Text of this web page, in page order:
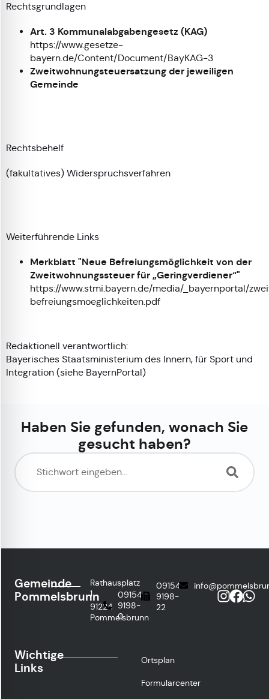
Rechtsgrundlagen
Art. 3 Kommunalabgabengesetz (KAG)
https://www.gesetze-
bayern.de/Content/Document/BayKAG-3
Zweitwohnungsteuersatzung der jeweiligen
Gemeinde
Rechtsbehelf
(fakultatives) Widerspruchsverfahren
Weiterführende Links
Merkblatt "Neue Befreiungsmöglichkeit von der
Zweitwohnungssteuer für „Geringverdiener“"
https://www.stmi.bayern.de/media/_bayernportal/
befreiungsmoeglichkeiten.pdf
Redaktionell verantwortlich:
Bayerisches Staatsministerium des Innern, für Sport und
Integration (siehe BayernPortal)
Haben Sie gefunden, wonach Sie
gesucht haben?
Gemeinde
Pommelsbrunn
Rathausplatz
1
91224
Pommelsbrunn
09154
9198-
0
09154
9198-
22
Wichtige
Links
Ortsplan
Formularcenter